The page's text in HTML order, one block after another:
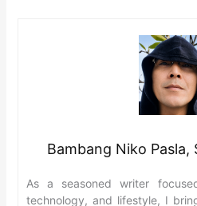
Bambang Niko Pasla,
As a seasoned writer
technology, and lifestyle, I